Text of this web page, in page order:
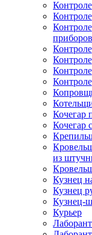
приборов
Кочегар
Кочегар
из
Кузнец
Кузнец
Кузнец-
Курьер